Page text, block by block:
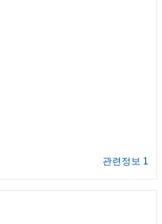
관련정보 1